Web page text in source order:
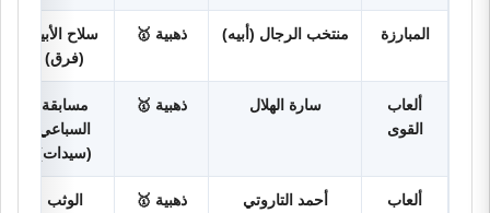
المبارزة منتخب الرجال (أبيه) ذهبية 🥇
سلاح الأبيه
(فرق)
ألعاب
القوى
سارة الهلال ذهبية 🥇
مسابقة
السباعي
(سيدات)
ألعاب
أحمد التاروتي ذهبية 🥇
الوثب